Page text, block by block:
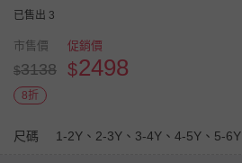
已售出 3
市售價
$3138
促銷價
$2498
8折
尺碼 1-2Y、2-3Y、3-4Y、4-5Y、5-6Y